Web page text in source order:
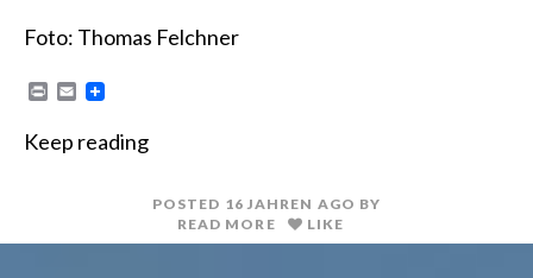
Foto: Thomas Felchner
n
E
i
Keep reading
POSTED 16 JAHREN AGO BY
READ MORE
LIKE